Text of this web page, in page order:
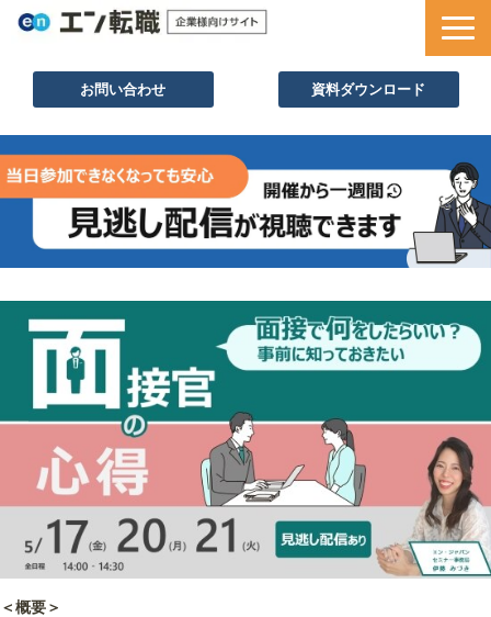
お問い合わせ 資料ダウンロード
採用ノウハウ
採用事例
お役立ち資料
＜概要＞